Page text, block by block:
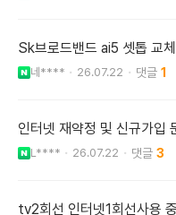
Sk브로드밴드 ai5 셋톱 교
네**** 26.07.22 1
인터넷 재약정 및 신규가입
L**** 26.07.22 3
tv2회선 인터넷1회선사용